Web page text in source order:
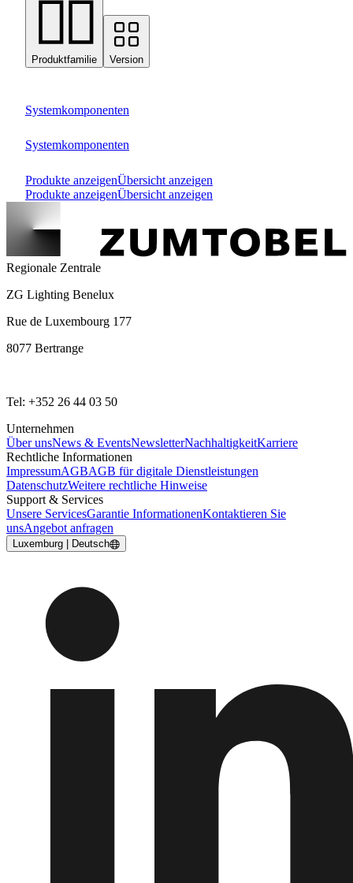
Produktfamilie Version
Systemkomponenten
Systemkomponenten
Produkte anzeigenÜbersicht anzeigen
Produkte anzeigenÜbersicht anzeigen
Regionale Zentrale
ZG Lighting Benelux
Rue de Luxembourg 177
8077 Bertrange
Tel: +352 26 44 03 50
Unternehmen
Über unsNews & EventsNewsletterNachhaltigkeitKarriere
Rechtliche Informationen
ImpressumAGBAGB für digitale Dienstleistungen
DatenschutzWeitere rechtliche Hinweise
Support & Services
Unsere ServicesGarantie InformationenKontaktieren Sie
unsAngebot anfragen
Luxemburg | Deutsch